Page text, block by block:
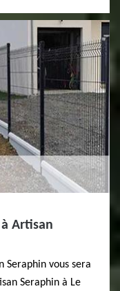
Artisan
Seraphin vous sera
Seraphin à Le